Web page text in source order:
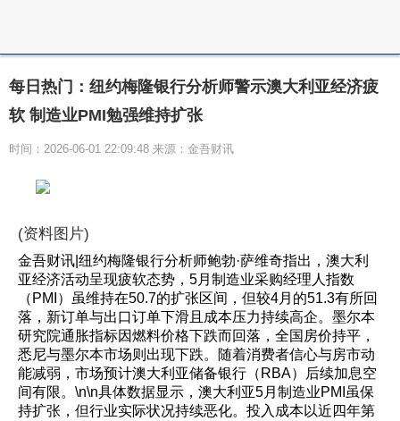
每日热门：纽约梅隆银行分析师警示澳大利亚经济疲
软 制造业PMI勉强维持扩张
时间：2026-06-01 22:09:48 来源：金吾财讯
(资料图片)
金吾财讯|纽约梅隆银行分析师鲍勃·萨维奇指出，澳大利
亚经济活动呈现疲软态势，5月制造业采购经理人指数
（PMI）虽维持在50.7的扩张区间，但较4月的51.3有所回
落，新订单与出口订单下滑且成本压力持续高企。墨尔本
研究院通胀指标因燃料价格下跌而回落，全国房价持平，
悉尼与墨尔本市场则出现下跌。随着消费者信心与房市动
能减弱，市场预计澳大利亚储备银行（RBA）后续加息空
间有限。\n\n具体数据显示，澳大利亚5月制造业PMI虽保
持扩张，但行业实际状况持续恶化。投入成本以近四年第